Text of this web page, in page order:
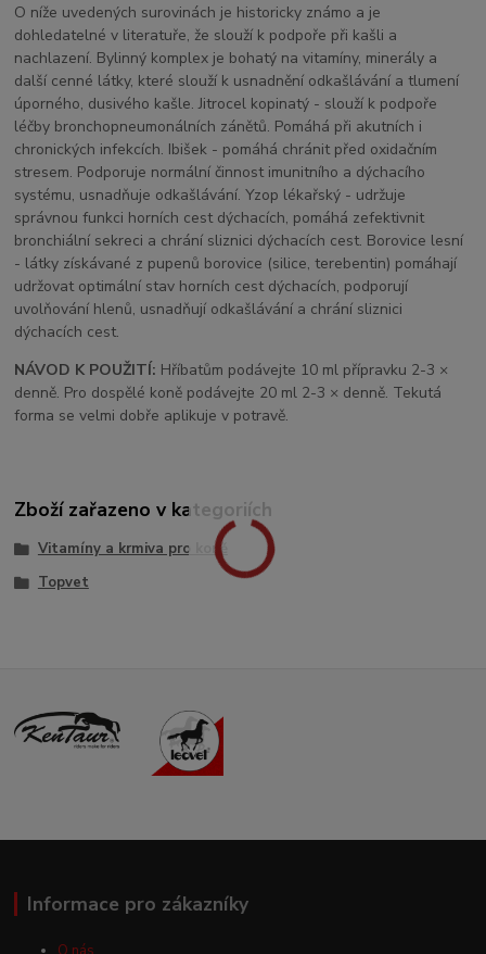
O níže uvedených surovinách je historicky známo a je
dohledatelné v literatuře, že slouží k podpoře při kašli a
nachlazení. Bylinný komplex je bohatý na vitamíny, minerály a
další cenné látky, které slouží k usnadnění odkašlávání a tlumení
úporného, dusivého kašle. Jitrocel kopinatý - slouží k podpoře
léčby bronchopneumonálních zánětů. Pomáhá při akutních i
chronických infekcích. Ibišek - pomáhá chránit před oxidačním
stresem. Podporuje normální činnost imunitního a dýchacího
systému, usnadňuje odkašlávání. Yzop lékařský - udržuje
správnou funkci horních cest dýchacích, pomáhá zefektivnit
bronchiální sekreci a chrání sliznici dýchacích cest. Borovice lesní
- látky získávané z pupenů borovice (silice, terebentin) pomáhají
udržovat optimální stav horních cest dýchacích, podporují
uvolňování hlenů, usnadňují odkašlávání a chrání sliznici
dýchacích cest.
NÁVOD K POUŽITÍ: Hříbatům podávejte 10 ml přípravku 2-3 ×
denně. Pro dospělé koně podávejte 20 ml 2-3 × denně. Tekutá
forma se velmi dobře aplikuje v potravě.
Zboží zařazeno v kategoriích
Vitamíny a krmiva pro koně
Topvet
Informace pro zákazníky